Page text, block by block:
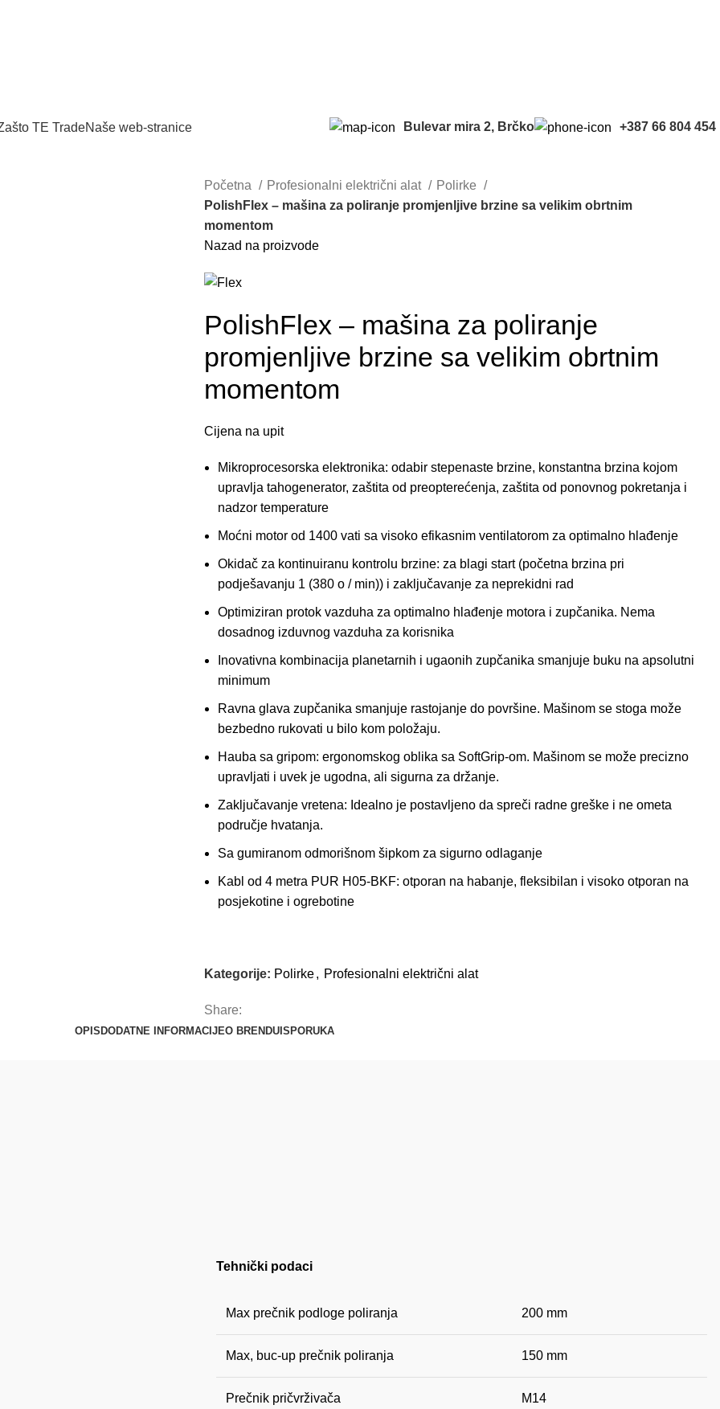
TE TradeNaše web-stranice Bulevar mira 2, Brčko +387 66 804 454
Početna Profesionalni električni alat
Polirke
PolishFlex – mašina za poliranje promjenljive brzine sa velikim obrtnim
momentom
Nazad na proizvode
PolishFlex – mašina za poliranje
promjenljive brzine sa velikim obrtnim
momentom
Cijena na upit
Mikroprocesorska elektronika: odabir stepenaste brzine, konstantna brzina kojom
upravlja tahogenerator, zaštita od preopterećenja, zaštita od ponovnog pokretanja i
nadzor temperature
Moćni motor od 1400 vati sa visoko efikasnim ventilatorom za optimalno hlađenje
Okidač za kontinuiranu kontrolu brzine: za blagi start (početna brzina pri
podješavanju 1 (380 o / min)) i zaključavanje za neprekidni rad
Optimiziran protok vazduha za optimalno hlađenje motora i zupčanika. Nema
dosadnog izduvnog vazduha za korisnika
Inovativna kombinacija planetarnih i ugaonih zupčanika smanjuje buku na apsolutni
minimum
Ravna glava zupčanika smanjuje rastojanje do površine. Mašinom se stoga može
bezbedno rukovati u bilo kom položaju.
Hauba sa gripom: ergonomskog oblika sa SoftGrip-om. Mašinom se može precizno
upravljati i uvek je ugodna, ali sigurna za držanje.
Zaključavanje vretena: Idealno je postavljeno da spreči radne greške i ne ometa
područje hvatanja.
Sa gumiranom odmorišnom šipkom za sigurno odlaganje
Kabl od 4 metra PUR H05-BKF: otporan na habanje, fleksibilan i visoko otporan na
posjekotine i ogrebotine
Kategorije: Polirke, Profesionalni električni alat
Share:
OPIS DODATNE INFORMACIJEO BRENDUISPORUKA
Tehnički podaci
Max prečnik podloge poliranja 200 mm
Max, buc-up prečnik poliranja 150 mm
Prečnik pričvrživača M14